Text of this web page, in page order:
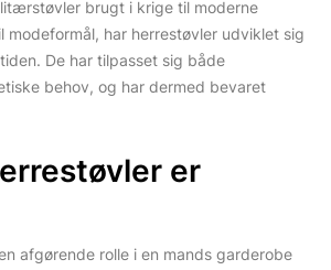
brugt i krige til moderne
modeformål, har herrestøvler udviklet sig
De har tilpasset sig både
behov, og har dermed bevaret
er
afgørende rolle i en mands garderobe